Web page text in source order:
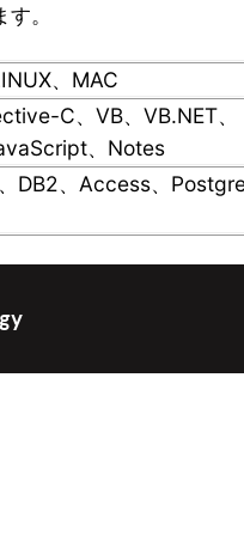
。
、MAC
C、VB、VB.NET、
、Notes
DB2、Access、